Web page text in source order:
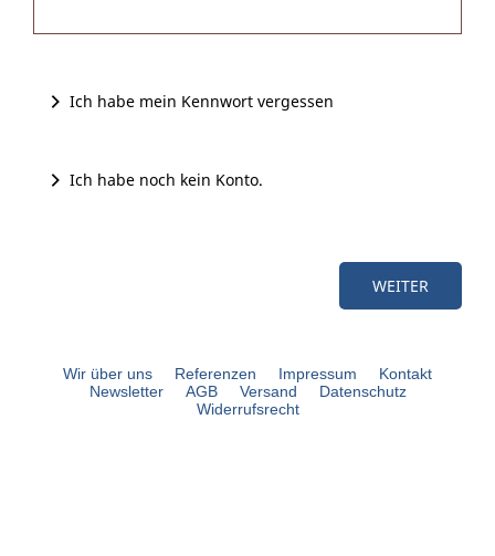
Ich habe mein Kennwort vergessen
Ich habe noch kein Konto.
Wir über uns Referenzen Impressum
Kontakt
Newsletter
AGB Versand
Datenschutz
Widerrufsrecht